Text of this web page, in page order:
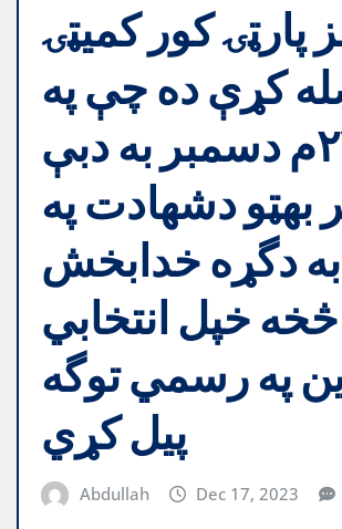
پارټۍ کور کميټۍ
کړې ده چې په
٢٧م دسمبر به دبې
بهټو دشهادت په
دگړه خدابخش
څخه خپل انتخابي
په رسمي توگه
پيل کړي
Abdullah Dec 17, 2023